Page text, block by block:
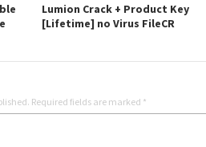
Lumion Crack + Product Key
[Lifetime] no Virus FileCR
Required fields are marked *